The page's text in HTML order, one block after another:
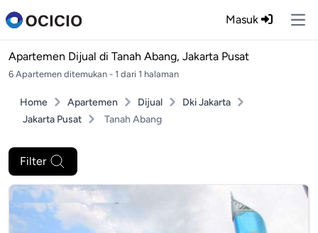
Masuk
Apartemen Dijual di Tanah Abang, Jakarta Pusat
6 Apartemen ditemukan - 1 dari 1 halaman
Home Apartemen Dijual
Dki Jakarta
Jakarta Pusat
Tanah Abang
Filter